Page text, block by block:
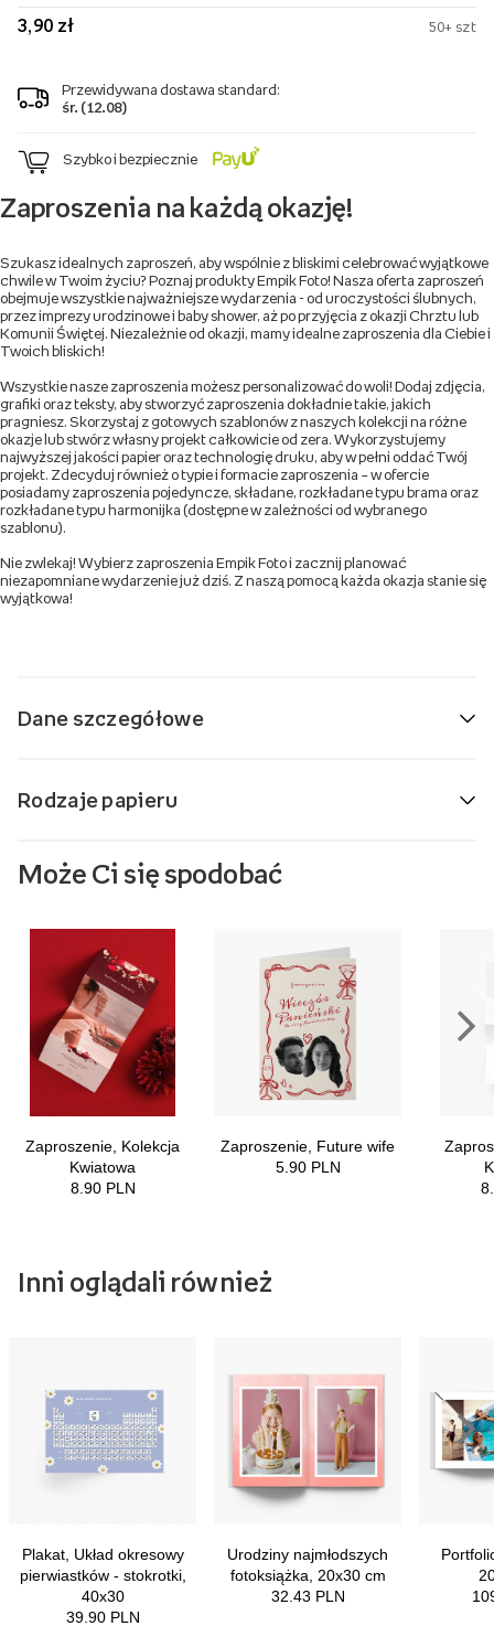
3,90 zł 50+ szt
Przewidywana dostawa standard:
śr. (12.08)
Szybko i bezpiecznie
Zaproszenia na każdą okazję!
Szukasz idealnych zaproszeń, aby wspólnie z bliskimi celebrować wyjątkowe
chwile w Twoim życiu? Poznaj produkty Empik Foto! Nasza oferta zaproszeń
obejmuje wszystkie najważniejsze wydarzenia - od uroczystości ślubnych,
przez imprezy urodzinowe i baby shower, aż po przyjęcia z okazji Chrztu lub
Komunii Świętej. Niezależnie od okazji, mamy idealne zaproszenia dla Ciebie i
Twoich bliskich!
Wszystkie nasze zaproszenia możesz personalizować do woli! Dodaj zdjęcia,
grafiki oraz teksty, aby stworzyć zaproszenia dokładnie takie, jakich
pragniesz. Skorzystaj z gotowych szablonów z naszych kolekcji na różne
okazje lub stwórz własny projekt całkowicie od zera. Wykorzystujemy
najwyższej jakości papier oraz technologię druku, aby w pełni oddać Twój
projekt. Zdecyduj również o typie i formacie zaproszenia – w ofercie
posiadamy zaproszenia pojedyncze, składane, rozkładane typu brama oraz
rozkładane typu harmonijka (dostępne w zależności od wybranego
szablonu).
Nie zwlekaj! Wybierz zaproszenia Empik Foto i zacznij planować
niezapomniane wydarzenie już dziś. Z naszą pomocą każda okazja stanie się
wyjątkowa!
Dane szczegółowe
Rodzaje papieru
Może Ci się spodobać
Inni oglądali również